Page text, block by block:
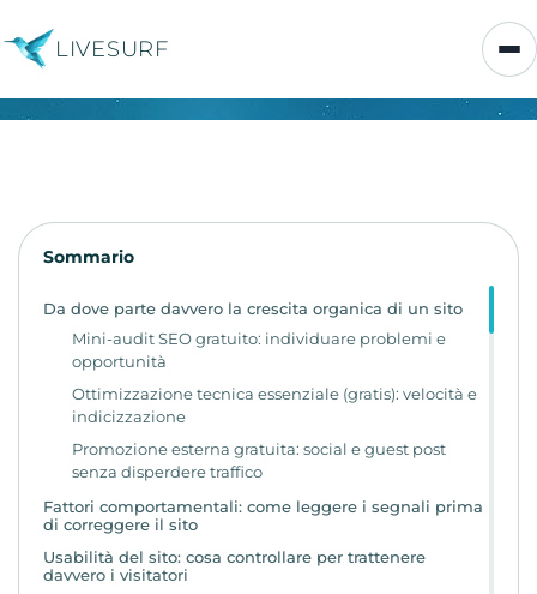
LIVESURF
Sommario
Da dove parte davvero la crescita organica di un sito
Mini-audit SEO gratuito: individuare problemi e
opportunità
Ottimizzazione tecnica essenziale (gratis): velocità e
indicizzazione
Promozione esterna gratuita: social e guest post
senza disperdere traffico
Fattori comportamentali: come leggere i segnali prima
di correggere il sito
Usabilità del sito: cosa controllare per trattenere
davvero i visitatori